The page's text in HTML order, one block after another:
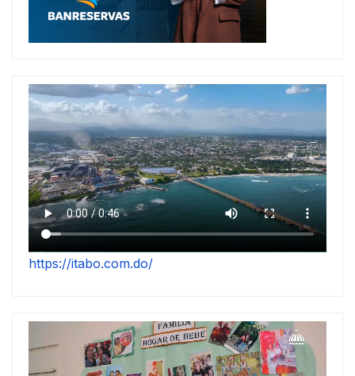
https://itabo.com.do/